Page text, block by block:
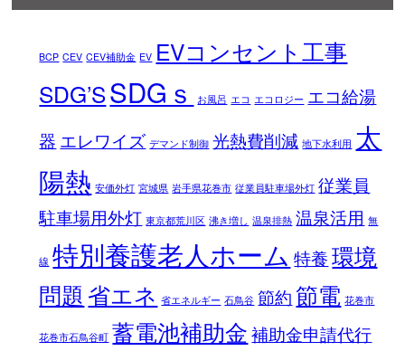
BCP CEV CEV補助金 EV EVコンセント工事
SDG’SSDGｓ お風呂 エコ エコロジー エコ給湯
器 エレワイズ デマンド制御 光熱費削減 地下水利用 太
陽熱 安価外灯 宮城県 岩手県花巻市 従業員駐車場外灯 従業員
駐車場用外灯 東京都荒川区 沸き増し 温泉排熱 温泉活用 無
線 特別養護老人ホーム 特養 環境
問題 省エネ 省エネルギー 石鳥谷 節約 節電 花巻市
花巻市石鳥谷町 蓄電池補助金 補助金申請代行